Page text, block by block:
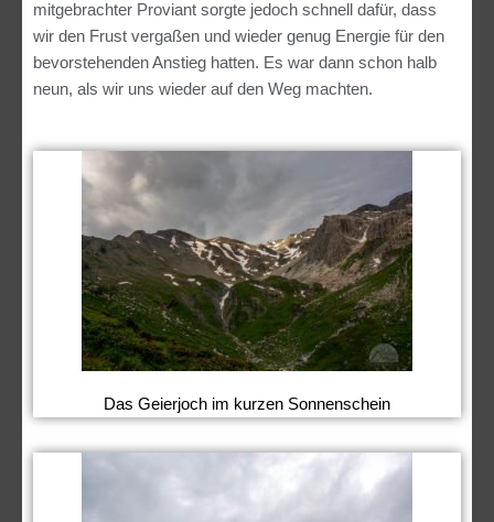
mitgebrachter Proviant sorgte jedoch schnell dafür, dass
wir den Frust vergaßen und wieder genug Energie für den
bevorstehenden Anstieg hatten. Es war dann schon halb
neun, als wir uns wieder auf den Weg machten.
Das Geierjoch im kurzen Sonnenschein